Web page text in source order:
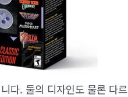
다. 둘의 디자인도 물론 다